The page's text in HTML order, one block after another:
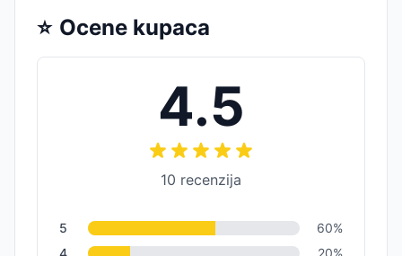
⭐ Ocene kupaca
4.5
10 recenzija
5 60%
4
20%